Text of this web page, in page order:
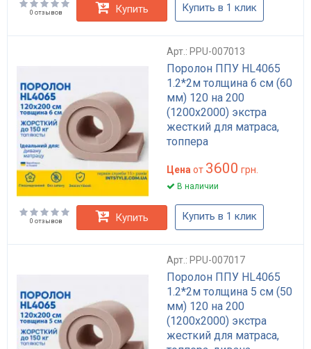
0 отзывов Купить Купить в 1 клик
Арт.: PPU-007013
Поролон ППУ HL4065
1.2*2м толщина 6 см (60
мм) 120 на 200
(1200х2000) экстра
жесткий для матраса,
топпера
Цена от 3600 грн.
В наличии
0 отзывов Купить Купить в 1 клик
Арт.: PPU-007017
Поролон ППУ HL4065
1.2*2м толщина 5 см (50
мм) 120 на 200
(1200х2000) экстра
жесткий для матраса,